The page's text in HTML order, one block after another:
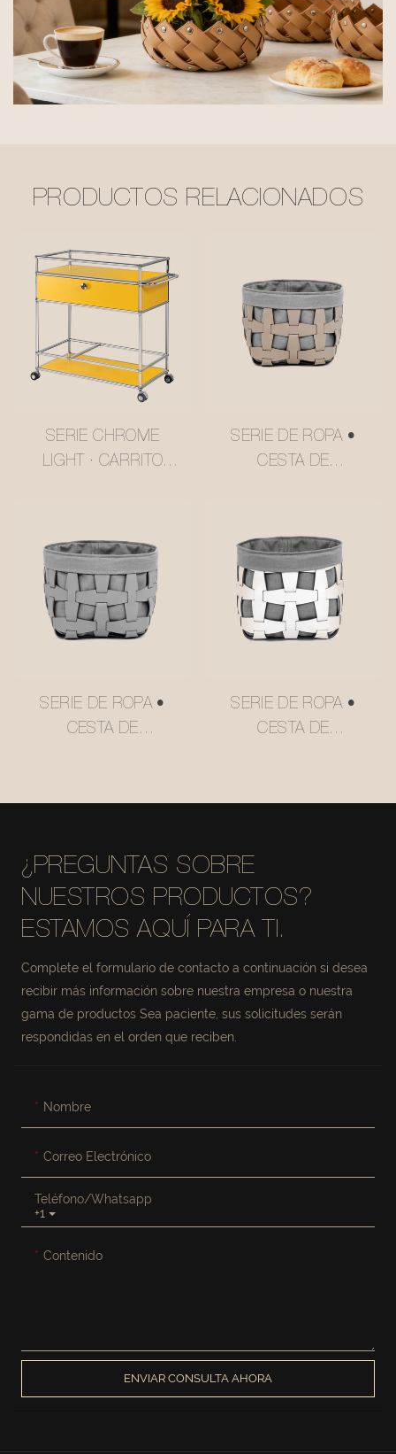
PRODUCTOS RELACIONADOS
SERIE CHROME
LIGHT · CARRITO
AMARILLO
MANTEQUILLA
#MSR2408016
SERIE DE ROPA •
CESTA DE
CUERO N.°
MSR027-3
SERIE DE ROPA •
CESTA DE
CUERO N.°
SERIE DE ROPA •
CESTA DE
CUERO N.° MSR027
¿PREGUNTAS SOBRE
NUESTROS PRODUCTOS?
ESTAMOS AQUÍ PARA TI.
Complete el formulario de contacto a continuación si desea
recibir más información sobre nuestra empresa o nuestra
gama de productos Sea paciente, sus solicitudes serán
respondidas en el orden que reciben.
Nombre
Correo Electrónico
+1
Teléfono/whatsapp
Contenido
ENVIAR CONSULTA AHORA